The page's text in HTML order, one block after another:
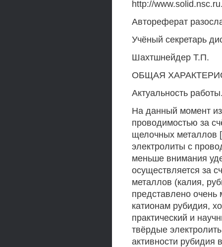
http://
Автореферат
Учёный секретарь
Шахтшнейдер Т.П.
ОБЩАЯ
Актуальность
На данный момент
проводимостью за
щелочных металлов
электролиты с
меньше внимания
осуществляется за
металлов (калия,
представлено
катионам рубидия,
практический и
твёрдые
активности рубидия